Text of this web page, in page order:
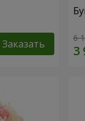
Заказать 6